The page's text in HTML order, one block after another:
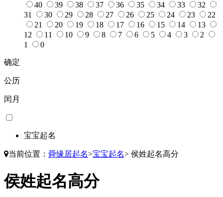
40
39 38 37 36 35 34 33
32
31
30 29 28 27 26 25 24 23
22
21
20 19 18 17 16 15 14
13
12
11 10 9 8 7 6 5 4 3
2
1
0
确定
公历
闰月
宝宝起名
当前位置： 舜缘居起名>宝宝起名> 侯姓起名高分
侯姓起名高分